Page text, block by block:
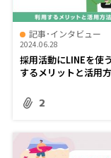
記事･インタビュー
2024.06.28
採用活動にLINEを使
するメリットと活用
2